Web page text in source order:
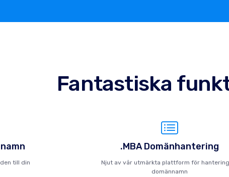
Fantastiska
till din
.MBA Domänhantering
Njut av vår utmärkta plattform för
domännamn